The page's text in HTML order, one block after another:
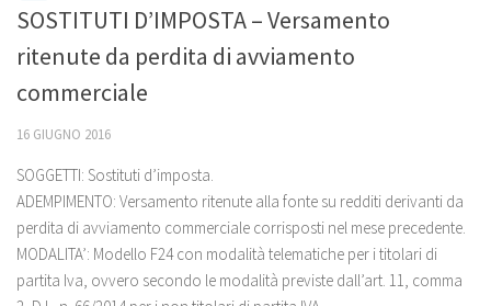
SOSTITUTI D’IMPOSTA – Versamento
ritenute da perdita di avviamento
commerciale
16 GIUGNO 2016
SOGGETTI: Sostituti d’imposta.
ADEMPIMENTO: Versamento ritenute alla fonte su redditi derivanti da
perdita di avviamento commerciale corrisposti nel mese precedente.
MODALITA’: Modello F24 con modalità telematiche per i titolari di
partita Iva, ovvero secondo le modalità previste dall’art. 11, comma